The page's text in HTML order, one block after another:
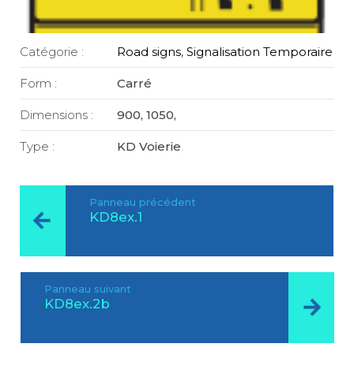
Catégorie : Road signs,Signalisation Temporaire
Form : Carré
Dimensions : 900, 1050,
Type : KD Voierie
Panneau précédent
KD8ex.1
Panneau suivant
KD8ex.2b